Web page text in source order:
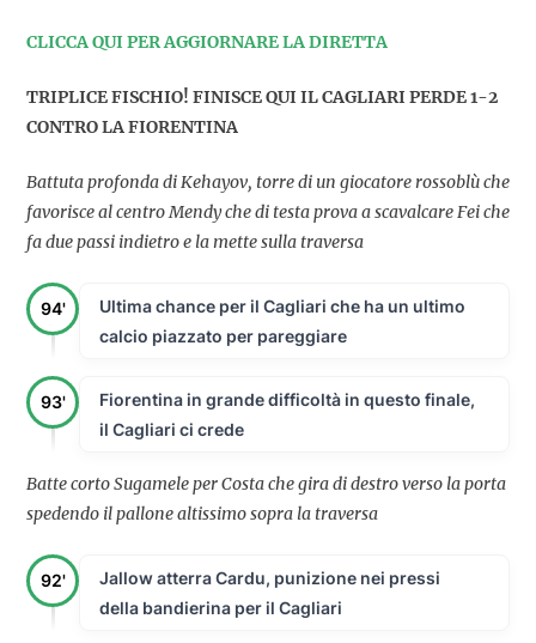
CLICCA QUI PER AGGIORNARE LA DIRETTA
TRIPLICE FISCHIO! FINISCE QUI IL CAGLIARI PERDE 1-2
CONTRO LA FIORENTINA
Battuta profonda di Kehayov, torre di un giocatore rossoblù che
favorisce al centro Mendy che di testa prova a scavalcare Fei che
fa due passi indietro e la mette sulla traversa
94'
Ultima chance per il Cagliari che ha un ultimo
calcio piazzato per pareggiare
93'
Fiorentina in grande difficoltà in questo finale,
il Cagliari ci crede
Batte corto Sugamele per Costa che gira di destro verso la porta
spedendo il pallone altissimo sopra la traversa
92'
Jallow atterra Cardu, punizione nei pressi
della bandierina per il Cagliari